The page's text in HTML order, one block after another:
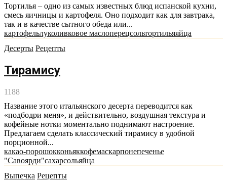
Тортилья – одно из самых известных блюд испанской кухни,
смесь яичницы и картофеля. Оно подходит как для завтрака,
так и в качестве сытного обеда или...
картофельлуколивковое маслоперецсольтортильяяйца
Десерты Рецепты
Тирамису
1188
Название этого итальянского десерта переводится как
«подбодри меня», и действительно, воздушная текстура и
кофейные нотки моментально поднимают настроение.
Предлагаем сделать классический тирамису в удобной
порционной...
какао-порошокконьяккофемаскарпонепеченье
"Савоярди"сахарсольяйца
Выпечка Рецепты